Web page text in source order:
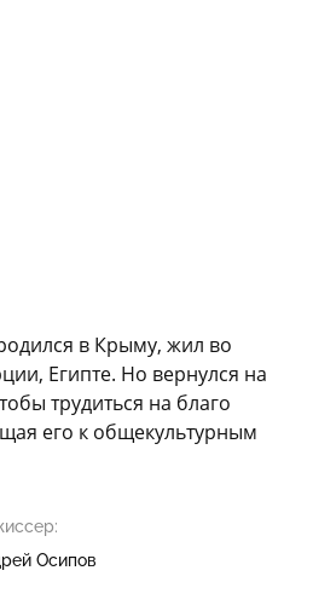
в Крыму, жил во
Египте. Но вернулся на
трудиться на благо
его к общекультурным
Осипов